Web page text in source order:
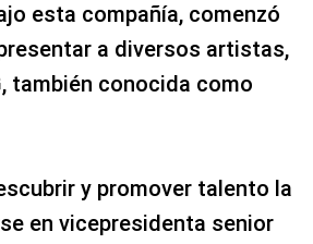
esta compañía, comenzó
a diversos artistas,
también conocida como
y promover talento la
en vicepresidenta senior